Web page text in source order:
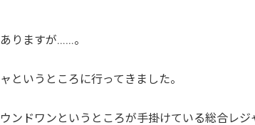
りますが……。
というところに行ってきました。
ンドワンというところが手掛けている総合レジ